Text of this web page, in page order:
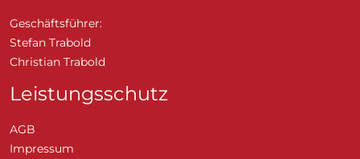
Geschäftsführer:
Stefan Trabold
Christian Trabold
Leistungsschutz
AGB
Impressum